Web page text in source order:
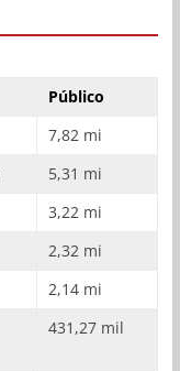
Público
7,82 mi
5,31 mi
3,22 mi
2,32 mi
2,14 mi
431,27 mil